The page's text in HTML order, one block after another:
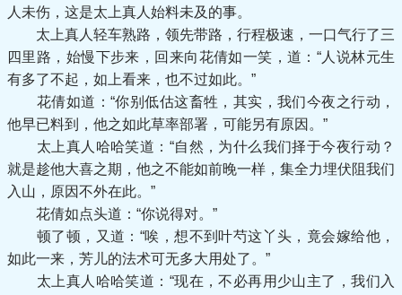
人未伤，这是太上真人始料未及的事。
太上真人轻车熟路，领先带路，行程极速，一口气行了三
四里路，始慢下步来，回来向花倩如一笑，道：“人说林元生
有多了不起，如上看来，也不过如此。”
花倩如道：“你别低估这畜牲，其实，我们今夜之行动，
他早已料到，他之如此草率部署，可能另有原因。”
太上真人哈哈笑道：“自然，为什么我们择于今夜行动？
就是趁他大喜之期，他之不能如前晚一样，集全力埋伏阻我们
入山，原因不外在此。”
花倩如点头道：“你说得对。”
顿了顿，又道：“唉，想不到叶芍这丫头，竟会嫁给他，
如此一来，芳儿的法术可无多大用处了。”
太上真人哈哈笑道：“现在，不必再用少山主了，我们入